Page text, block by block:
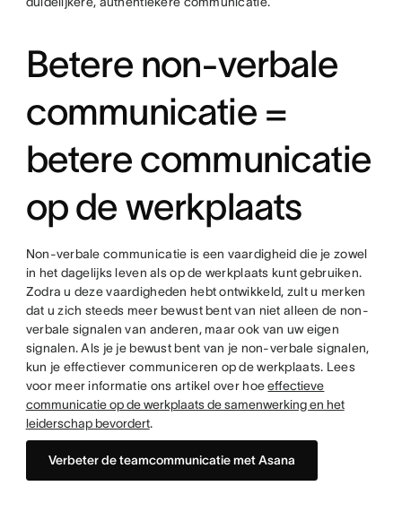
Betere non-verbale
communicatie =
betere communicatie
op de werkplaats
Non-verbale communicatie is een vaardigheid die je zowel
in het dagelijks leven als op de werkplaats kunt gebruiken.
Zodra u deze vaardigheden hebt ontwikkeld, zult u merken
dat u zich steeds meer bewust bent van niet alleen de non-
verbale signalen van anderen, maar ook van uw eigen
signalen. Als je je bewust bent van je non-verbale signalen,
kun je effectiever communiceren op de werkplaats. Lees
voor meer informatie ons artikel over hoeeffectieve
communicatie op de werkplaats de samenwerking en het
leiderschap bevordert.
Verbeter de teamcommunicatie met Asana